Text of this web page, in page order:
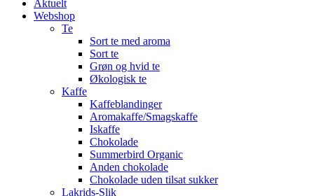
Aktuelt
Webshop
Te
Sort te med aroma
Sort te
Grøn og hvid te
Økologisk te
Kaffe
Kaffeblandinger
Aromakaffe/Smagskaffe
Iskaffe
Chokolade
Summerbird Organic
Anden chokolade
Chokolade uden tilsat sukker
Lakrids-Slik